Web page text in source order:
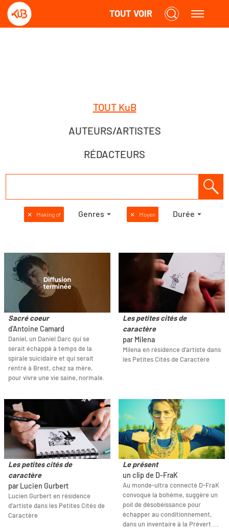
TOUT VOIR
TOUT KuB
AUTEURS/ARTISTES
RÉDACTEURS
✕ Making of Genres ✕ Moyen Durée
Sacré coeur
d'Antoine Camard
Daniel, un Daniel Darc qui se
serait échappé à temps de la
spirale suicidaire et qui serait
rentré à Brest, chez sa mère,
pour vivre une vie saine, normale.
Les petites cités de
caractère
par Milena
Milena en résidence d’artiste dans
les Petites Cités de Caractère
Les petites cités de
caractère
par Lucien Gurbert
Lucien Gurbert en résidence
d’artiste dans les Petites Cités de
Caractère
Le présent
un clip de D-FraK
Au monde-ultra connecté D-FraK
convoque la bohème, suggère un
poil de désobéissance pour
échapper au conditionnement,
dans un inventaire à la Prévert ...